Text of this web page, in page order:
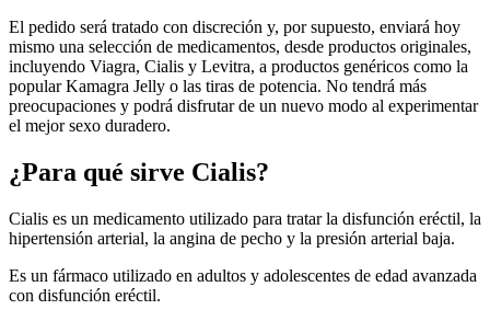
El pedido será tratado con discreción y, por supuesto, enviará hoy
mismo una selección de medicamentos, desde productos originales,
incluyendo Viagra, Cialis y Levitra, a productos genéricos como la
popular Kamagra Jelly o las tiras de potencia. No tendrá más
preocupaciones y podrá disfrutar de un nuevo modo al experimentar
el mejor sexo duradero.
¿Para qué sirve Cialis?
Cialis es un medicamento utilizado para tratar la disfunción eréctil, la
hipertensión arterial, la angina de pecho y la presión arterial baja.
Es un fármaco utilizado en adultos y adolescentes de edad avanzada
con disfunción eréctil.